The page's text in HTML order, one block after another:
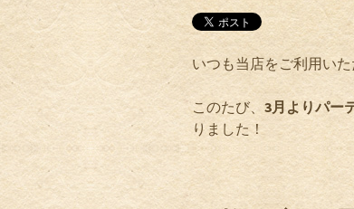
いつも当店をご利用い
このたび、 3月よりパー
りました！